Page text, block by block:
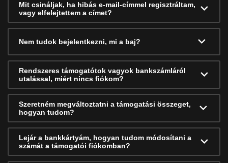
Mit csináljak, ha hibás e-mail-címmel regisztráltam,
vagy elfelejtettem a címet?
Nem tudok bejelentkezni, mi a baj?
Rendszeres támogatótok vagyok bankszámláról
utalással, miért nincs fiókom?
Szeretném megváltoztatni a támogatási összeget,
hogyan tudom?
Lejár a bankkártyám, hogyan tudom módosítani a
számát a támogatói fiókomban?